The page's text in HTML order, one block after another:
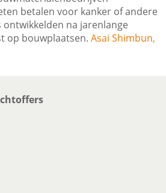
betalen voor kanker of andere
na jarenlange
op bouwplaatsen. Asai Shimbun,